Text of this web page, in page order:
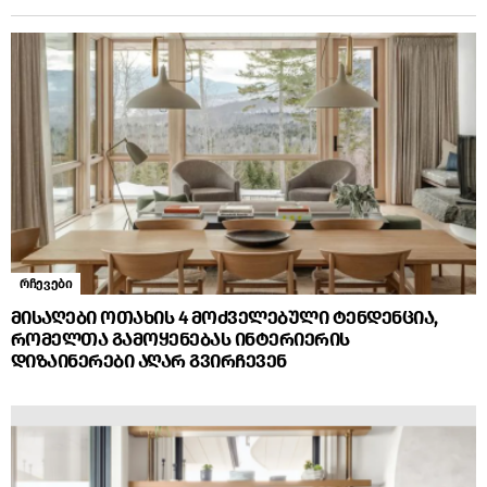
რჩევები
მისაღები ოთახის 4 მოძველებული ტენდენცია,
რომელთა გამოყენებას ინტერიერის
დიზაინერები აღარ გვირჩევენ